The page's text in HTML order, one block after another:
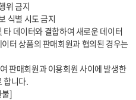
터 상품의 판매회원과 협의된 경우는
합니다.
불]